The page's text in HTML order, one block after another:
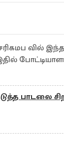
வில்
பாடலை